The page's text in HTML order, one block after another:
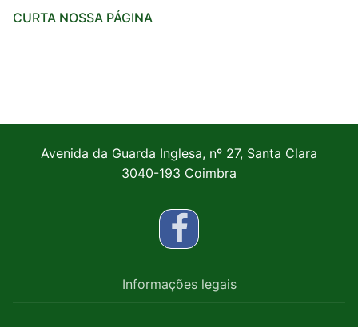
CURTA NOSSA PÁGINA
Avenida da Guarda Inglesa, nº 27, Santa Clara
3040-193 Coimbra
Informações legais